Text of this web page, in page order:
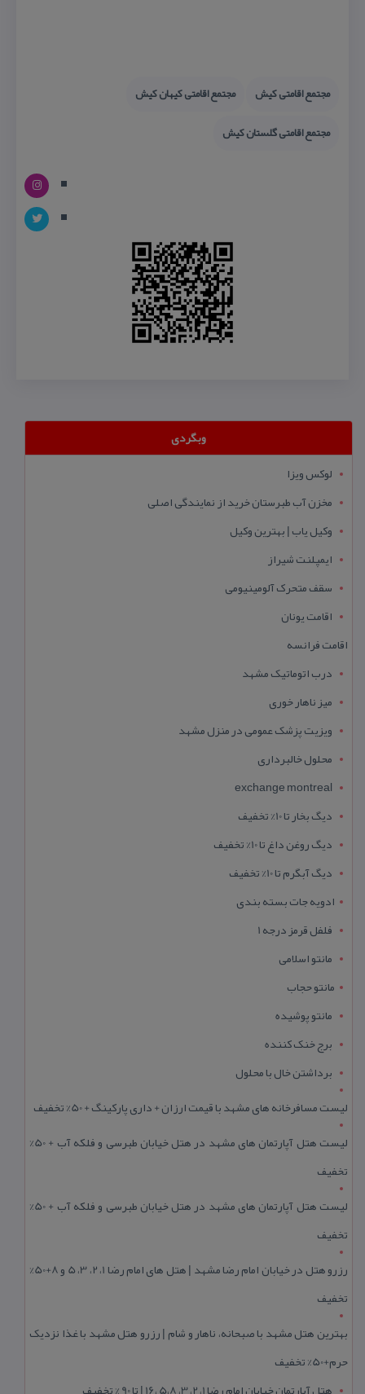
مجتمع اقامتی كیش
مجتمع اقامتی كیهان كیش
مجتمع اقامتی گلستان كیش
وبگردی
لوکس ویزا
مخزن آب طبرستان خرید از نمایندگی اصلی
وکیل یاب | بهترین وکیل
ایمپلنت شیراز
سقف متحرک آلومینیومی
اقامت یونان
اقامت فرانسه
درب اتوماتیک مشهد
میز ناهار خوری
ویزیت پزشک عمومی در منزل مشهد
محلول خالبرداری
exchange montreal
دیگ بخار تا 10% تخفیف
دیگ روغن داغ تا 10% تخفیف
دیگ آبگرم تا 10% تخفیف
ادویه جات بسته بندی
فلفل قرمز درجه 1
مانتو اسلامی
مانتو حجاب
مانتو پوشیده
برج خنک کننده
برداشتن خال با محلول
لیست مسافرخانه های مشهد با قیمت ارزان + داری پارکینگ + 50% تخفیف
لیست هتل آپارتمان های مشهد در هتل خیابان طبرسی و فلکه آب + 50%
تخفیف
لیست هتل آپارتمان های مشهد در هتل خیابان طبرسی و فلکه آب + 50%
تخفیف
رزرو هتل در خیابان امام رضا مشهد | هتل‌ های امام رضا 1، 2، 3، 5 و 8+50%
تخفیف
بهترین هتل مشهد با صبحانه، ناهار و شام | رزرو هتل مشهد با غذا نزدیک
حرم+50% تخفیف